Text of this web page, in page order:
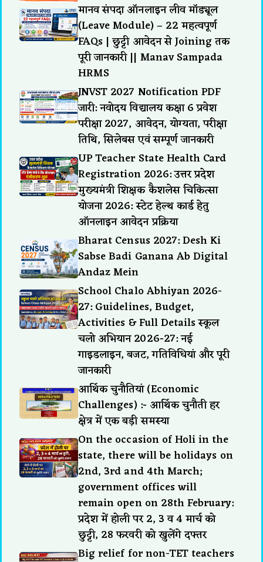
मानव संपदा ऑनलाइन लीव मॉड्यूल
(Leave Module) – 22 महत्वपूर्ण
FAQs | छुट्टी आवेदन से Joining तक
पूरी जानकारी || Manav Sampada
HRMS
JNVST 2027 Notification PDF
जारी: नवोदय विद्यालय कक्षा 6 प्रवेश
परीक्षा 2027, आवेदन, योग्यता, परीक्षा
तिथि, सिलेबस एवं सम्पूर्ण जानकारी
UP Teacher State Health Card
Registration 2026: उत्तर प्रदेश
मुख्यमंत्री शिक्षक कैशलेस चिकित्सा
योजना 2026: स्टेट हेल्थ कार्ड हेतु
ऑनलाइन आवेदन प्रक्रिया
Bharat Census 2027: Desh Ki
Sabse Badi Ganana Ab Digital
Andaz Mein
School Chalo Abhiyan 2026-
27: Guidelines, Budget,
Activities & Full Details स्कूल
चलो अभियान 2026-27: नई
गाइडलाइन, बजट, गतिविधियां और पूरी
जानकारी
आर्थिक चुनौतियां (Economic
Challenges) :- आर्थिक चुनौती हर
क्षेत्र में एक बड़ी समस्या
On the occasion of Holi in the
state, there will be holidays on
2nd, 3rd and 4th March;
government offices will
remain open on 28th February:
प्रदेश में होली पर 2, 3 व 4 मार्च को
छुट्टी, 28 फरवरी को खुलेंगे दफ्तर
Big relief for non-TET teachers